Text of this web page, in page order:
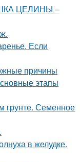
ЦЕЛИНЫ –
Если
причины
этапы
грунте. Семенное
в желудке.